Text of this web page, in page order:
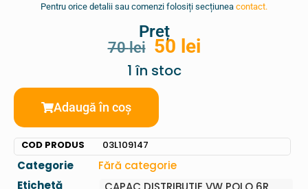
Pentru orice detalii sau comenzi folosiți secțiunea contact.
Preț
70lei 50 lei
1 în stoc
Adaugă în coș
COD PRODUS 03L109147
Categorie
Fără categorie
Etichetă